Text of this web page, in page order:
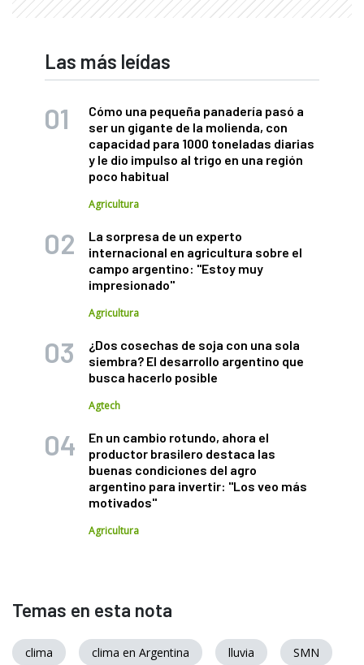
Las más leídas
Cómo una pequeña panadería pasó a
ser un gigante de la molienda, con
capacidad para 1000 toneladas diarias
y le dio impulso al trigo en una región
poco habitual
Agricultura
La sorpresa de un experto
internacional en agricultura sobre el
campo argentino: "Estoy muy
impresionado"
Agricultura
¿Dos cosechas de soja con una sola
siembra? El desarrollo argentino que
busca hacerlo posible
Agtech
En un cambio rotundo, ahora el
productor brasilero destaca las
buenas condiciones del agro
argentino para invertir: "Los veo más
motivados"
Agricultura
Temas en esta nota
clima clima en Argentina lluvia SMN